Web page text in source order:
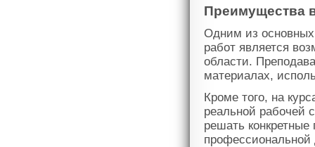
Преимущества
Одним из
работ является
области.
материалах,
Кроме того, на
реальной рабочей
решать
профессиональной